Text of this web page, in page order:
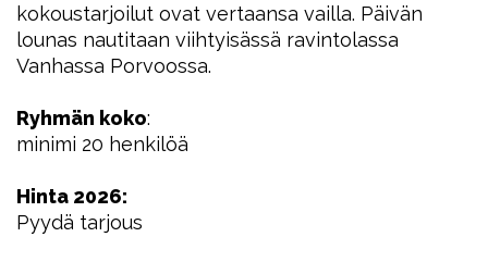
kokoustarjoilut ovat vertaansa vailla. Päivän
lounas nautitaan viihtyisässä ravintolassa
Vanhassa Porvoossa.
Ryhmän koko:
minimi 20 henkilöä
Hinta 2026:
Pyydä tarjous